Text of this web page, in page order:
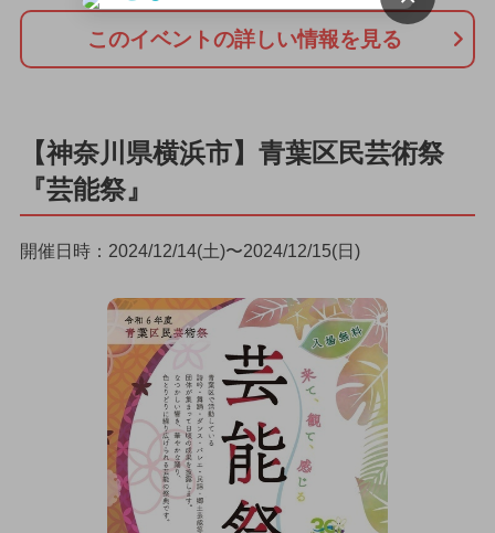
このイベントの詳しい情報を見る
【神奈川県横浜市】青葉区民芸術祭
『芸能祭』
開催日時：2024/12/14(土)〜2024/12/15(日)